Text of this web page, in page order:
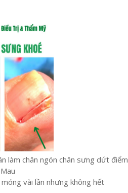
làm chân ngón chân sưng dứt điểm
vài lần nhưng không hết